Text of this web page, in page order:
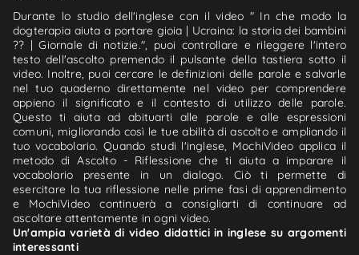
Durante lo studio dell'inglese con il video " In che modo la
dogterapia aiuta a portare gioia | Ucraina: la storia dei bambini
?? | Giornale di notizie.", puoi controllare e rileggere l'intero
testo dell'ascolto premendo il pulsante della tastiera sotto il
video. Inoltre, puoi cercare le definizioni delle parole e salvarle
nel tuo quaderno direttamente nel video per comprendere
appieno il significato e il contesto di utilizzo delle parole.
Questo ti aiuta ad abituarti alle parole e alle espressioni
comuni, migliorando così le tue abilità di ascolto e ampliando il
tuo vocabolario. Quando studi l'inglese, MochiVideo applica il
metodo di Ascolto - Riflessione che ti aiuta a imparare il
vocabolario presente in un dialogo. Ciò ti permette di
esercitare la tua riflessione nelle prime fasi di apprendimento
e MochiVideo continuerà a consigliarti di continuare ad
ascoltare attentamente in ogni video.
Un'ampia varietà di video didattici in inglese su argomenti
interessanti